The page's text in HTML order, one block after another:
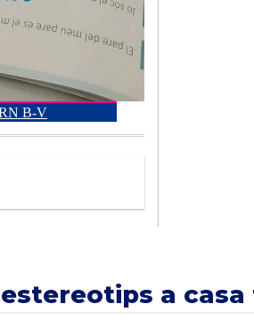
B-V
estereotips a casa